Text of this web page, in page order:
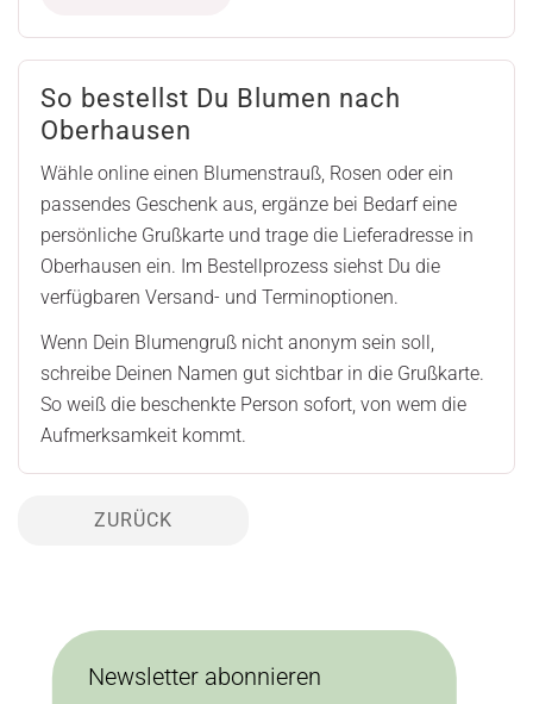
So bestellst Du Blumen nach
Oberhausen
Wähle online einen Blumenstrauß, Rosen oder ein
passendes Geschenk aus, ergänze bei Bedarf eine
persönliche Grußkarte und trage die Lieferadresse in
Oberhausen ein. Im Bestellprozess siehst Du die
verfügbaren Versand- und Terminoptionen.
Wenn Dein Blumengruß nicht anonym sein soll,
schreibe Deinen Namen gut sichtbar in die Grußkarte.
So weiß die beschenkte Person sofort, von wem die
Aufmerksamkeit kommt.
ZURÜCK
Newsletter abonnieren